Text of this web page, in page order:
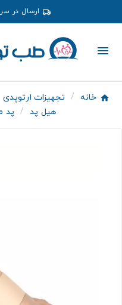
ارسال در
خانه تجهیزات ارتوپدی
هیل پد
پد